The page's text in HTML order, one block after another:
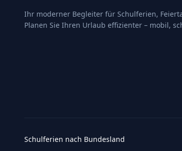
Ihr moderner Begleiter für Schulferien,
Planen Sie Ihren Urlaub effizienter – mobil,
Schulferien nach Bundesland